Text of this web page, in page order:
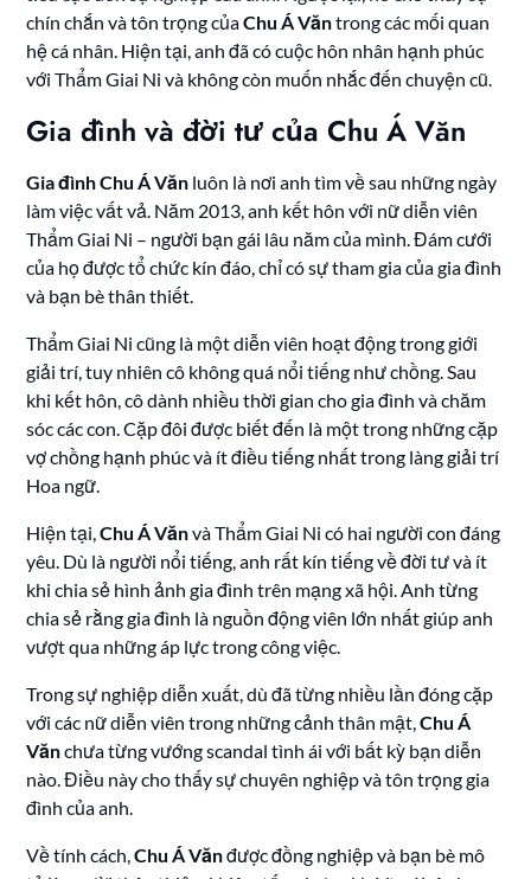
chín chắn và tôn trọng củaChu Á Văntrong các mối quan
hệ cá nhân. Hiện tại, anh đã có cuộc hôn nhân hạnh phúc
với Thẩm Giai Ni và không còn muốn nhắc đến chuyện cũ.
Gia đình và đời tư của Chu Á Văn
Gia đình Chu Á Văn luôn là nơi anh tìm về sau những ngày
làm việc vất vả. Năm 2013, anh kết hôn với nữ diễn viên
Thẩm Giai Ni – người bạn gái lâu năm của mình. Đám cưới
của họ được tổ chức kín đáo, chỉ có sự tham gia của gia đình
và bạn bè thân thiết.
Thẩm Giai Ni cũng là một diễn viên hoạt động trong giới
giải trí, tuy nhiên cô không quá nổi tiếng như chồng. Sau
khi kết hôn, cô dành nhiều thời gian cho gia đình và chăm
sóc các con. Cặp đôi được biết đến là một trong những cặp
vợ chồng hạnh phúc và ít điều tiếng nhất trong làng giải trí
Hoa ngữ.
Hiện tại,Chu Á Vănvà Thẩm Giai Ni có hai người con đáng
yêu. Dù là người nổi tiếng, anh rất kín tiếng về đời tư và ít
khi chia sẻ hình ảnh gia đình trên mạng xã hội. Anh từng
chia sẻ rằng gia đình là nguồn động viên lớn nhất giúp anh
vượt qua những áp lực trong công việc.
Trong sự nghiệp diễn xuất, dù đã từng nhiều lần đóng cặp
với các nữ diễn viên trong những cảnh thân mật,Chu Á
Vănchưa từng vướng scandal tình ái với bất kỳ bạn diễn
nào. Điều này cho thấy sự chuyên nghiệp và tôn trọng gia
đình của anh.
Về tính cách,Chu Á Vănđược đồng nghiệp và bạn bè mô